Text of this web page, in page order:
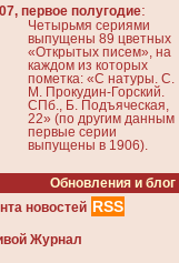
первое полугодие:
Четырьмя сериями
выпущены 89 цветных
«Открытых писем», на
каждом из которых
пометка: «С натуры. С.
М. Прокудин-Горский.
СПб., Б. Подъяческая,
22» (по другим данным
первые серии
выпущены в 1906).
Обновления и блог
новостей RSS
Журнал